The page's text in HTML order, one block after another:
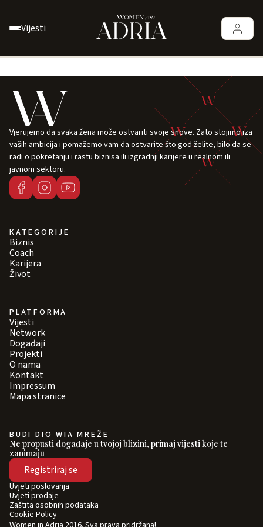
Vijesti
Vjerujemo da svaka žena može ostvariti svoje snove. Zato stojimo iza
vaših ambicija i pomažemo vam da ostvarite što god želite, bilo da se
radi o pokretanju i rastu biznisa ili izgradnji karijere u realnom ili
javnom sektoru.
KATEGORIJE
Biznis
Coach
Karijera
Život
PLATFORMA
Vijesti
Network
Događaji
Projekti
O nama
Kontakt
Impressum
Mapa stranice
BUDI DIO WIA MREŽE
Ne propusti događaje u tvojoj blizini, primaj vijesti koje te
zanimaju
Registriraj se
Uvjeti poslovanja
Uvjeti prodaje
Zaštita osobnih podataka
Cookie Policy